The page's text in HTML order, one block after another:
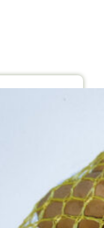
és sötét sárga húsú